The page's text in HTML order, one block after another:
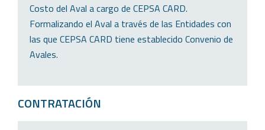
Costo del Aval a cargo de CEPSA CARD.
Formalizando el Aval a través de las Entidades con
las que CEPSA CARD tiene establecido Convenio de
Avales.
CONTRATACIÓN